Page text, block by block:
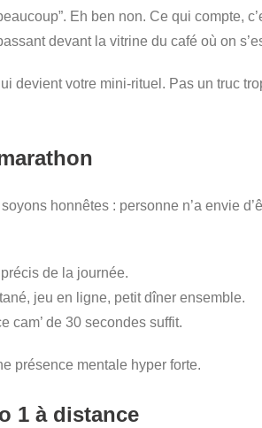
Eh ben non. Ce qui compte,
devant la vitrine du café où on
devient votre mini-rituel. Pas un truc
honnêtes : personne n’a envie
de la journée.
jeu en ligne, petit dîner ensemble.
cam’ de 30 secondes suffit.
présence mentale hyper forte.
1 à distance